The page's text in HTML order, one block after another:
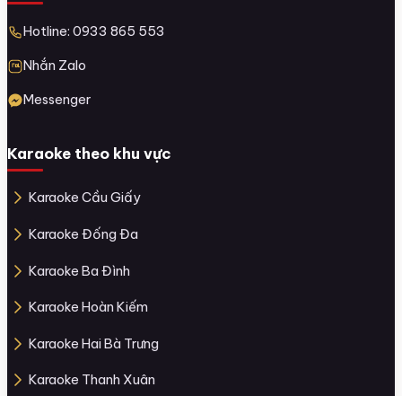
Hotline: 0933 865 553
Nhắn Zalo
Messenger
Karaoke theo khu vực
Karaoke Cầu Giấy
Karaoke Đống Đa
Karaoke Ba Đình
Karaoke Hoàn Kiếm
Karaoke Hai Bà Trưng
Karaoke Thanh Xuân